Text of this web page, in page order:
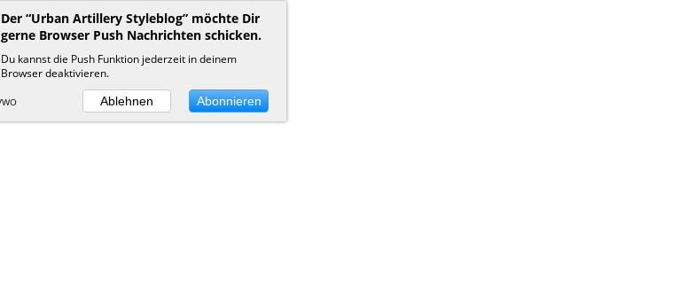
Der “Urban Artillery Styleblog” möchte Dir
gerne Browser Push Nachrichten schicken.
Du kannst die Push Funktion jederzeit in deinem
Browser deaktivieren.
Ablehnen Abonnieren